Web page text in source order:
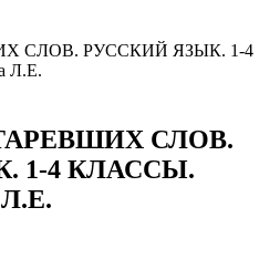
СЛОВ. РУССКИЙ ЯЗЫК. 1-4
Л.Е.
СЛОВ.
1-4 КЛАССЫ.